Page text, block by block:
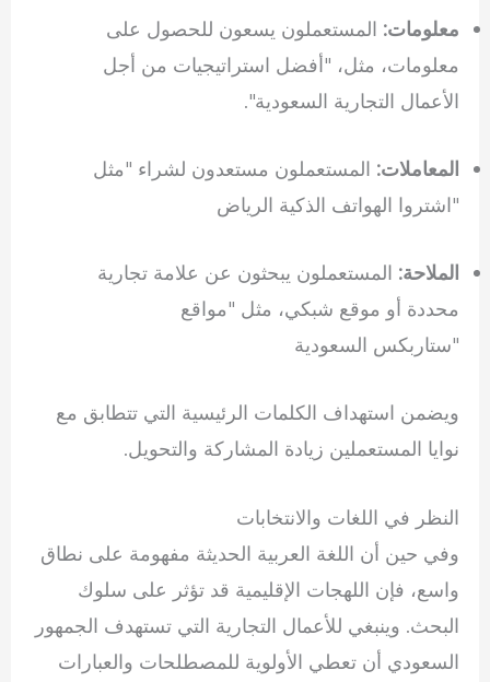
معلومات: المستعملون يسعون للحصول على
معلومات، مثل، "أفضل استراتيجيات من أجل
الأعمال التجارية السعودية".
المعاملات: المستعملون مستعدون لشراء "مثل
"اشتروا الهواتف الذكية الرياض
الملاحة: المستعملون يبحثون عن علامة تجارية
محددة أو موقع شبكي، مثل "مواقع
"ستاربكس السعودية
ويضمن استهداف الكلمات الرئيسية التي تتطابق مع
نوايا المستعملين زيادة المشاركة والتحويل.
النظر في اللغات والانتخابات
وفي حين أن اللغة العربية الحديثة مفهومة على نطاق
واسع، فإن اللهجات الإقليمية قد تؤثر على سلوك
البحث. وينبغي للأعمال التجارية التي تستهدف الجمهور
السعودي أن تعطي الأولوية للمصطلحات والعبارات